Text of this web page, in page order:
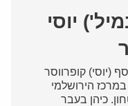
יוסי
(יוסי) קופרווסר
הירושלמי
כיהן בעבר